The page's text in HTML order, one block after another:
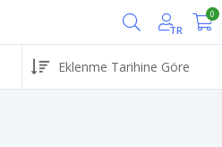
TR
0